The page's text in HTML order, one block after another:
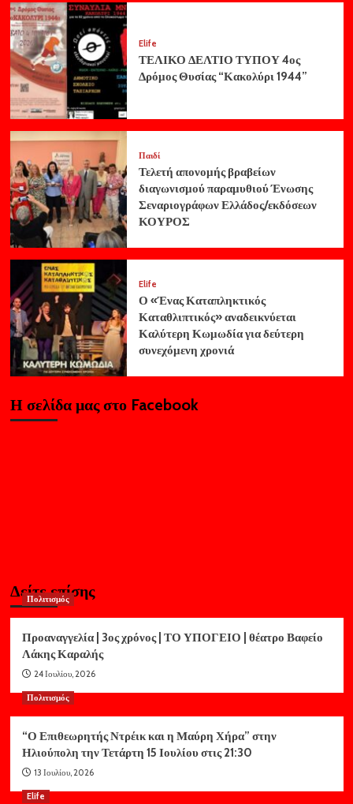
Elife
ΤΕΛΙΚΟ ΔΕΛΤΙΟ ΤΥΠΟΥ 4ος
Δρόμος Θυσίας “Κακολύρι 1944”
Παιδί
Τελετή απονομής βραβείων
διαγωνισμού παραμυθιού Ένωσης
Σεναριογράφων Ελλάδος/εκδόσεων
ΚΟΥΡΟΣ
Elife
Ο «Ένας Καταπληκτικός
Καταθλιπτικός» αναδεικνύεται
Καλύτερη Κωμωδία για δεύτερη
συνεχόμενη χρονιά
Η σελίδα μας στο Facebook
Δείτε επίσης
Πολιτισμός
Προαναγγελία | 3ος χρόνος | ΤΟ ΥΠΟΓΕΙΟ | θέατρο Βαφείο
Λάκης Καραλής
24 Ιουλίου, 2026
Πολιτισμός
“Ο Επιθεωρητής Ντρέικ και η Μαύρη Χήρα” στην
Ηλιούπολη την Τετάρτη 15 Ιουλίου στις 21:30
13 Ιουλίου, 2026
Elife